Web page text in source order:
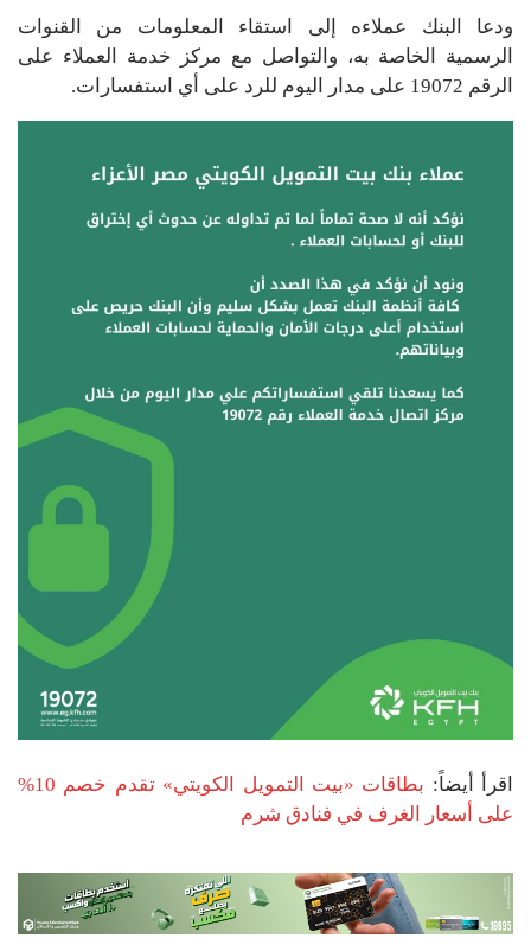
ودعا البنك عملاءه إلى استقاء المعلومات من القنوات
الرسمية الخاصة به، والتواصل مع مركز خدمة العملاء على
الرقم 19072 على مدار اليوم للرد على أي استفسارات.
اقرأ أيضاً:
بطاقات «بيت التمويل الكويتي» تقدم خصم 10%
على أسعار الغرف في فنادق شرم